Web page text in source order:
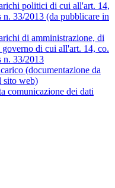
politici di cui all'art. 14,
n. 33/2013 (da pubblicare in
di amministrazione, di
di cui all'art. 14, co.
n. 33/2013
(documentazione da
sito web)
comunicazione dei dati